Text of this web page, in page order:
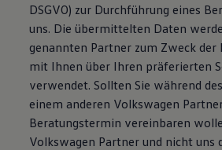
DSGVO) zur Durchführung eines
uns. Die übermittelten Daten
genannten Partner zum Zweck
mit Ihnen über Ihren präferierten
verwendet. Sollten Sie während
einem anderen Volkswagen
Beratungstermin vereinbaren
Volkswagen Partner und nicht uns